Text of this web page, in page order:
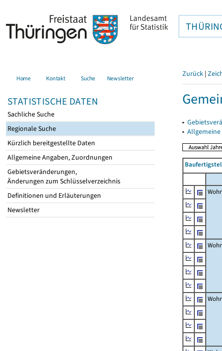
Home Kontakt Suche Newsletter
STATISTISCHE DATEN
Sachliche Suche
Regionale Suche
Kürzlich bereitgestellte Daten
Allgemeine Angaben, Zuordnungen
Gebietsveränderungen,
Änderungen zum Schlüsselverzeichnis
Definitionen und Erläuterungen
Newsletter
Zurück |
▸
▸